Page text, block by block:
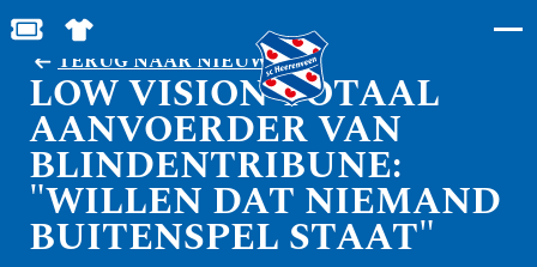
MIJN TOEGANGS- EN PARKEERKAARTEN
SHOP IN DE FEANSTORE
TERUG NAAR NIEUWS
LOW VISION TOTAAL
AANVOERDER VAN
BLINDENTRIBUNE:
"WILLEN DAT NIEMAND
BUITENSPEL STAAT"